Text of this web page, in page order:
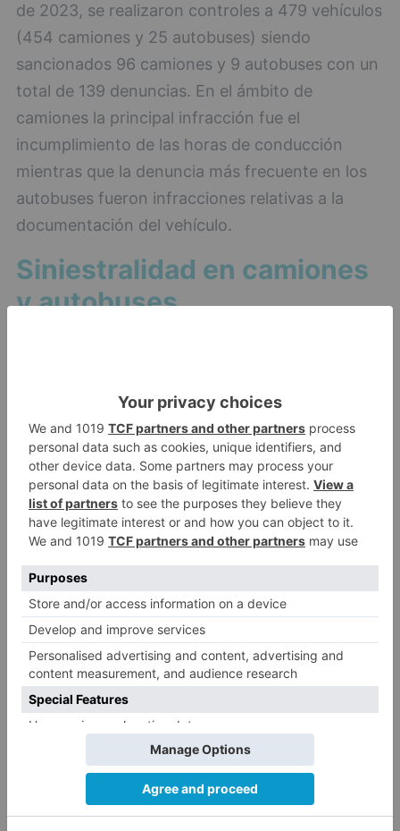
de 2023, se realizaron controles a 479 vehículos
(454 camiones y 25 autobuses) siendo
sancionados 96 camiones y 9 autobuses con un
total de 139 denuncias. En el ámbito de
camiones la principal infracción fue el
incumplimiento de las horas de conducción
mientras que la denuncia más frecuente en los
autobuses fueron infracciones relativas a la
documentación del vehículo.
Siniestralidad en camiones
y autobuses
vehículos, y el de autobuses menos del 0,2%,
ambos desempeñan un papel relevante en
términos de seguridad vial. Por un lado, los
camiones constituyen el segundo grupo de
vehículos más numeroso que circula por
nuestras carreteras, y por otro, los servicios de
transporte de pasajeros en autobús desplazan
cada día a miles de viajeros por carretera.
En la provincia de Burgos, el parque de
camiones y autobuses representa un 6,69% del
total de vehículos con 18.176 camiones y 475
autobuses sobre un total de 278.626 vehículos
censados. No obstante, la ubicación estratégica
de la provincia hace que el tráfico de vehículos
pesados se multiplique con un importante peso
del transporte internacional de mercancías por